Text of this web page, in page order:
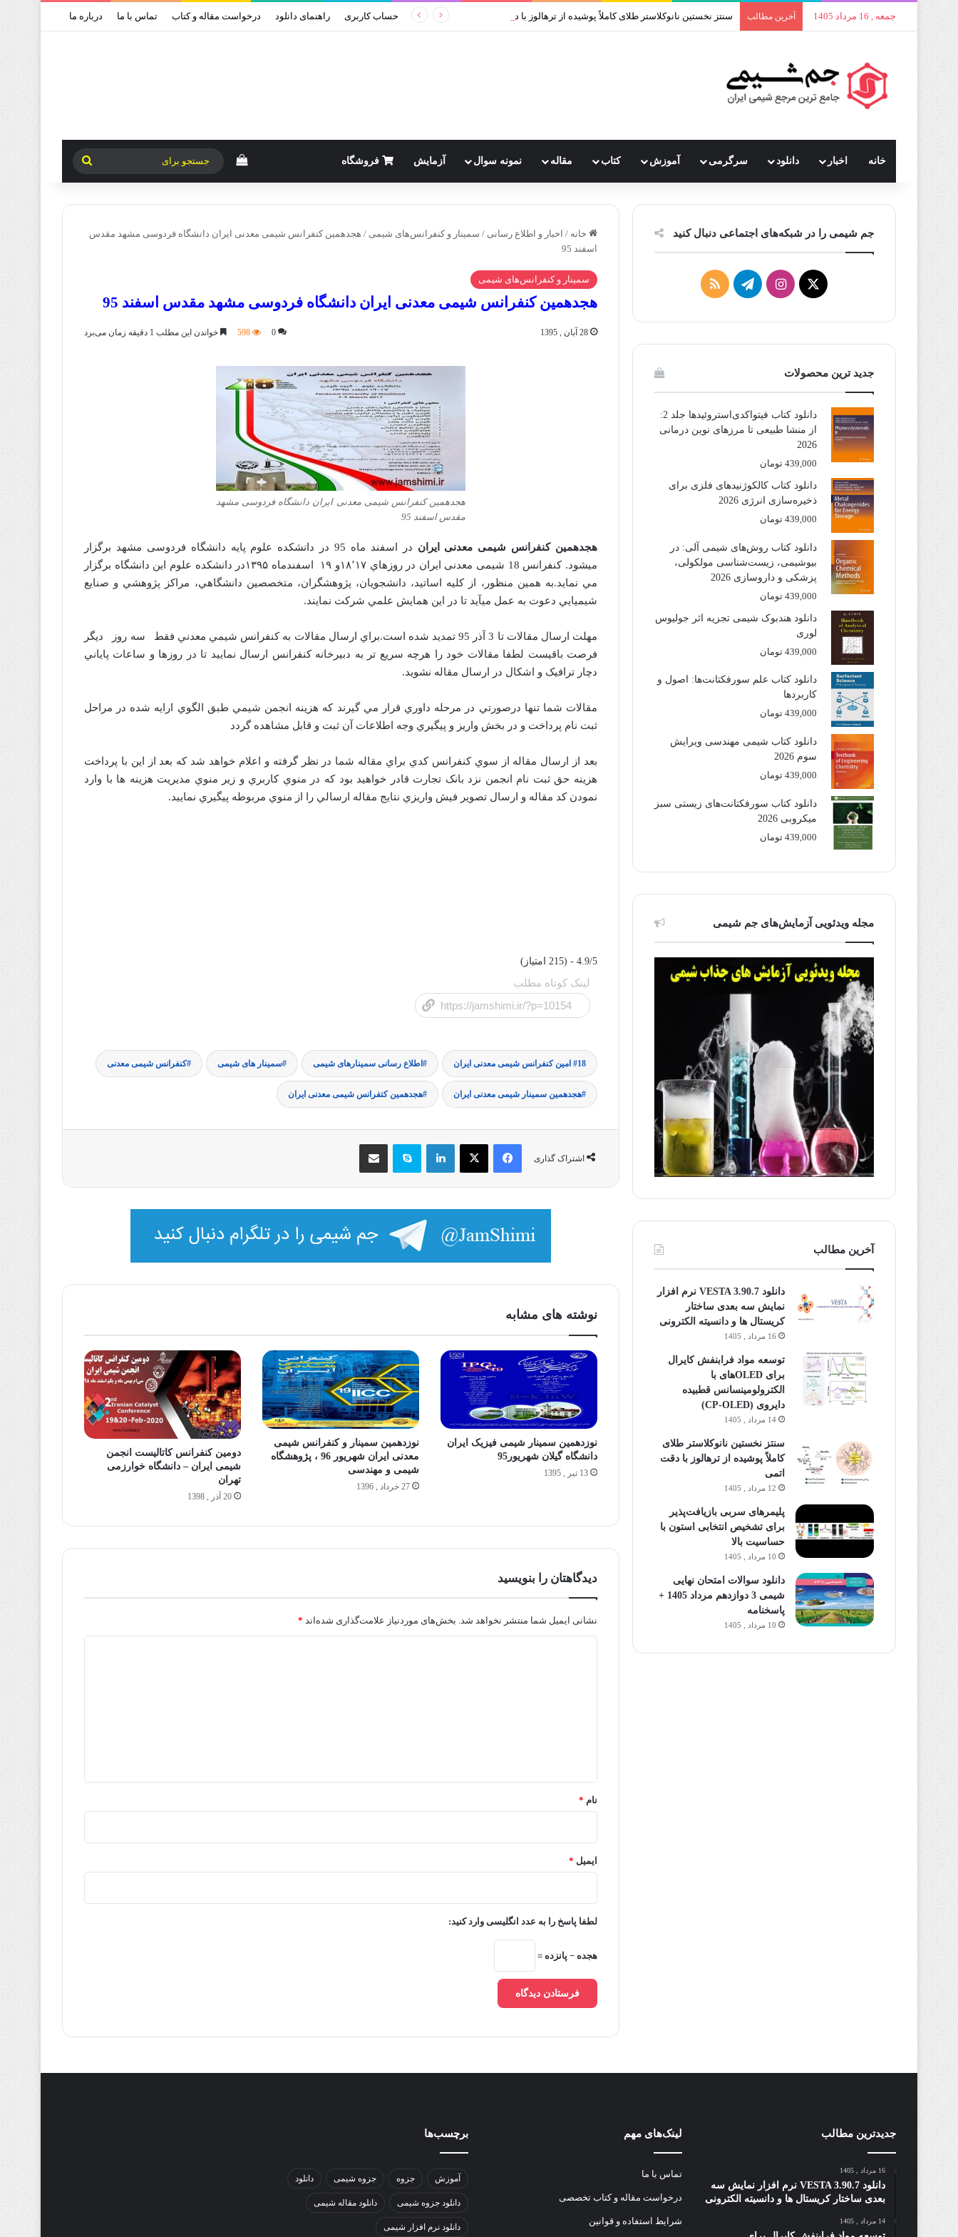
جمعه , 16 مرداد 1405 آخرین مطالب سنتز نخستین نانوکلاستر طلای کاملاً پوشیده از ترهالوز با دقت اتمی حساب کاربری راهنمای دانلود درخواست مقاله و کتاب تماس با ما درباره ما
خانه اخبار دانلود سرگرمی آموزش کتاب مقاله نمونه سوال آزمایش فروشگاه دیدن سبد خرید جستجو
برای
خانه / اخبار و اطلاع رسانی / سمینار و کنفرانس‌های شیمی / هجدهمین کنفرانس شیمی معدنی ایران دانشگاه فردوسی مشهد مقدس
اسفند 95
سمینار و کنفرانس‌های شیمی
هجدهمین کنفرانس شیمی معدنی ایران دانشگاه فردوسی مشهد مقدس اسفند 95
28 آبان , 1395 0
598 خواندن این مطلب 1 دقیقه زمان می‌برد
هجدهمین کنفرانس شیمی معدنی ایران دانشگاه فردوسی مشهد
مقدس اسفند 95
هجدهمین کنفرانس شیمی معدنی ایران
در اسفند ماه 95 در دانشکده علوم پایه دانشگاه فردوسی مشهد برگزار
میشود. کنفرانس 18 شیمی معدنی ایران در روزهاي ۱۸٬۱۷و ۱۹ اسفندماه ۱۳۹۵در دانشكده علوم اين دانشگاه برگزار
مي­ نمايد.به همين منظور، از كليه اساتيد، دانشجويان، پژوهشگران، متخصصين دانشگاهي، مراكز پژوهشي و صنايع
شيميايي دعوت به عمل مي­آيد تا در اين همايش علمي شركت نمايند.
مهلت ارسال مقالات تا 3 آذر 95 تمدید شده است.براي ارسال مقالات به کنفرانس شيمي معدني فقط سه روز ديگر
فرصت باقيست لطفا مقالات خود را هرچه سريع تر به دبيرخانه کنفرانس ارسال نماييد تا در روزها و ساعات پاياني
دچار ترافيک و اشکال در ارسال مقاله نشويد.
مقالات شما تنها درصورتي در مرحله داوري قرار مي گيرند که هزينه انجمن شيمي طبق الگوي ارايه شده در مراحل
ثبت نام پرداخت و در بخش واريز و پيگيري وجه اطلاعات آن ثبت و قابل مشاهده گردد
بعد از ارسال مقاله از سوي کنفرانس کدي براي مقاله شما در نظر گرفته و اعلام خواهد شد که بعد از اين با پرداخت
هزينه حق ثبت نام انجمن نزد بانک تجارت قادر خواهيد بود که در منوي کاربري و زير منوي مديريت هزينه ها با وارد
نمودن کد مقاله و ارسال تصوير فيش واريزي نتايج مقاله ارسالي را از منوي مربوطه پيگيري نماييد.
4.9/5 - (215 امتیاز)
لینک کوتاه مطلب
18 امین کنفرانس شیمی معدنی ایران اطلاع رسانی سمینارهای شیمی سمینار های شیمی کنفرانس شیمی معدنی
هجدهمین سمینار شیمی معدنی ایران هجدهمین کتفرانس شیمی معدنی ایران
اشتراک گذاری
فیس بوک X لینکدین اسکایپ اشتراک گذاری از طریق ایمیل
نوشته های مشابه
نوزدهمین سمینار شیمی فیزیک ایران
دانشگاه گیلان شهریور95
13 تیر , 1395
نوزدهمین سمینار و کنفرانس شیمی
معدنی ایران شهریور 96 ، پژوهشگاه
شیمی و مهندسی
27 خرداد , 1396
دومین کنفرانس کاتالیست انجمن
شیمی ایران – دانشگاه خوارزمی
تهران
20 آذر , 1398
دیدگاهتان را بنویسید
نشانی ایمیل شما منتشر نخواهد شد. بخش‌های موردنیاز علامت‌گذاری شده‌اند *
نام *
ایمیل *
لطفا پاسخ را به عدد انگلیسی وارد کنید:
هجده − پانزده =
جم شیمی را در شبکه‌های اجتماعی دنبال کنید
X اینستاگرامتلگرامخوراک
جدید ترین محصولات
دانلود کتاب فیتواکدی‌استروئیدها جلد 2:
از منشا طبیعی تا مرزهای نوین درمانی
2026
439,000 تومان
دانلود کتاب کالکوژنیدهای فلزی برای
ذخیره‌سازی انرژی 2026
439,000 تومان
دانلود کتاب روش‌های شیمی آلی: در
بیوشیمی، زیست‌شناسی مولکولی،
پزشکی و داروسازی 2026
439,000 تومان
دانلود هندبوک شیمی تجزیه اثر جولیوس
لوری
439,000 تومان
دانلود کتاب علم سورفکتانت‌ها: اصول و
کاربردها
439,000 تومان
دانلود کتاب شیمی مهندسی ویرایش
سوم 2026
439,000 تومان
دانلود کتاب سورفکتانت‌های زیستی سبز
میکروبی 2026
439,000 تومان
مجله ویدئویی آزمایش‌های جم شیمی
آخرین مطالب
دانلود VESTA 3.90.7 نرم افزار
نمایش سه بعدی ساختار
کریستال ها و دانسیته الکترونی
16 مرداد , 1405
توسعه مواد فرابنفش کایرال
برای OLEDهای با
الکترولومینسانس قطبیده
دایروی (CP-OLED)
14 مرداد , 1405
سنتز نخستین نانوکلاستر طلای
کاملاً پوشیده از ترهالوز با دقت
اتمی
12 مرداد , 1405
پلیمرهای سربی بازیافت‌پذیر
برای تشخیص انتخابی استون با
حساسیت بالا
10 مرداد , 1405
دانلود سوالات امتحان نهایی
شیمی 3 دوازدهم مرداد 1405 +
پاسخنامه
10 مرداد , 1405
جدیدترین مطالب
16 مرداد , 1405
دانلود VESTA 3.90.7 نرم افزار نمایش سه
بعدی ساختار کریستال ها و دانسیته الکترونی
14 مرداد , 1405
لینک‌های مهم
تماس با ما
درخواست مقاله و کتاب تخصصی
شرایط استفاده و قوانین
برچسب‌ها
آموزش جزوه جزوه شیمی دانلود
دانلود جزوه شیمی دانلود مقاله شیمی
دانلود نرم افزار شیمی